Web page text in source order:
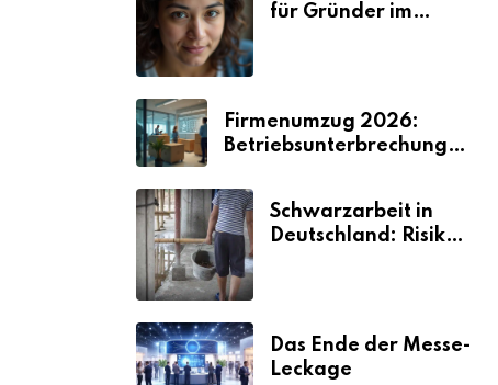
für Gründer im
Firmenumzug 2026:
Betriebsunterbrechungen
Schwarzarbeit in
Deutschland: Risiken
Das Ende der Messe-
Leckage